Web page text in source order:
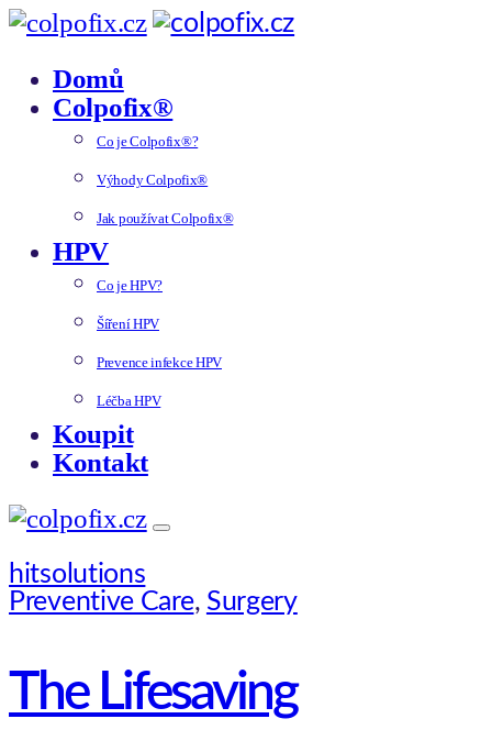
Domů
Colpofix®
Co je Colpofix®?
Výhody Colpofix®
Jak používat Colpofix®
HPV
Co je HPV?
Šíření HPV
Prevence infekce HPV
Léčba HPV
Koupit
Kontakt
hitsolutions
Preventive Care, Surgery
The Lifesaving